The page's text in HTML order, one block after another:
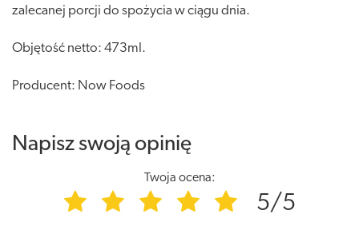
zalecanej porcji do spożycia w ciągu dnia.
Objętość netto: 473ml.
Producent: Now Foods
Napisz swoją opinię
Twoja ocena:
5/5